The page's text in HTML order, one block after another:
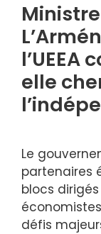
Ministre
elle
Le
partenaires
blocs
défis